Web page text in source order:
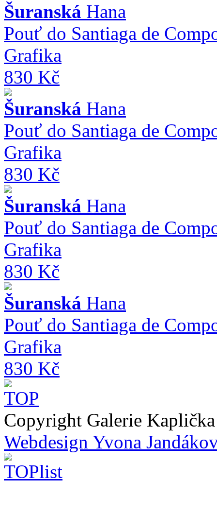
Šuranská Hana
Pouť do Santiaga de
Grafika
830 Kč
Šuranská Hana
Pouť do Santiaga de
Grafika
830 Kč
Šuranská Hana
Pouť do Santiaga de
Grafika
830 Kč
Šuranská Hana
Pouť do Santiaga de
Grafika
830 Kč
Copyright Galerie
Webdesign Yvona